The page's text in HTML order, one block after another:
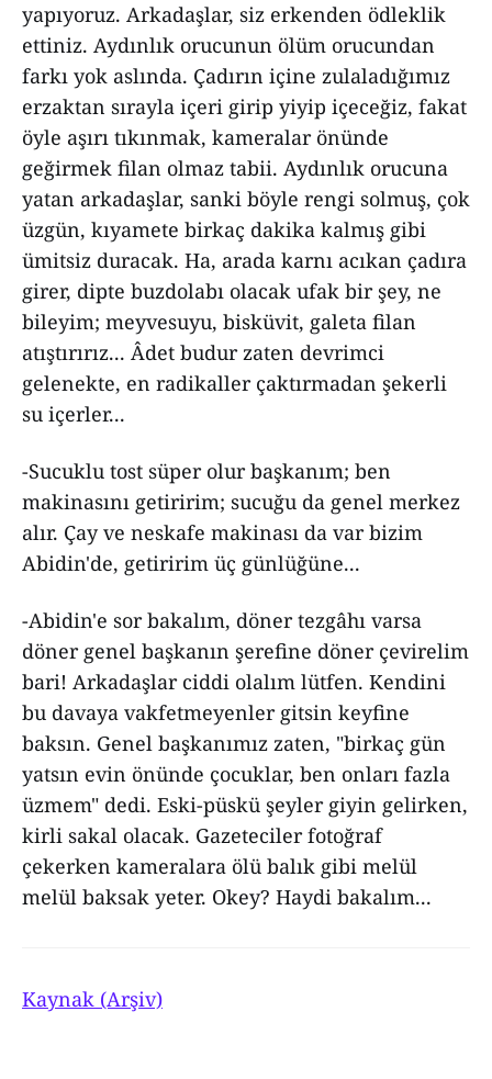
yapıyoruz. Arkadaşlar, siz erkenden ödleklik
ettiniz. Aydınlık orucunun ölüm orucundan
farkı yok aslında. Çadırın içine zulaladığımız
erzaktan sırayla içeri girip yiyip içeceğiz, fakat
öyle aşırı tıkınmak, kameralar önünde
geğirmek filan olmaz tabii. Aydınlık orucuna
yatan arkadaşlar, sanki böyle rengi solmuş, çok
üzgün, kıyamete birkaç dakika kalmış gibi
ümitsiz duracak. Ha, arada karnı acıkan çadıra
girer, dipte buzdolabı olacak ufak bir şey, ne
bileyim; meyvesuyu, bisküvit, galeta filan
atıştırırız... Âdet budur zaten devrimci
gelenekte, en radikaller çaktırmadan şekerli
su içerler...
-Sucuklu tost süper olur başkanım; ben
makinasını getiririm; sucuğu da genel merkez
alır. Çay ve neskafe makinası da var bizim
Abidin'de, getiririm üç günlüğüne...
-Abidin'e sor bakalım, döner tezgâhı varsa
döner genel başkanın şerefine döner çevirelim
bari! Arkadaşlar ciddi olalım lütfen. Kendini
bu davaya vakfetmeyenler gitsin keyfine
baksın. Genel başkanımız zaten, "birkaç gün
yatsın evin önünde çocuklar, ben onları fazla
üzmem" dedi. Eski-püskü şeyler giyin gelirken,
kirli sakal olacak. Gazeteciler fotoğraf
çekerken kameralara ölü balık gibi melül
melül baksak yeter. Okey? Haydi bakalım...
Kaynak (Arşiv)